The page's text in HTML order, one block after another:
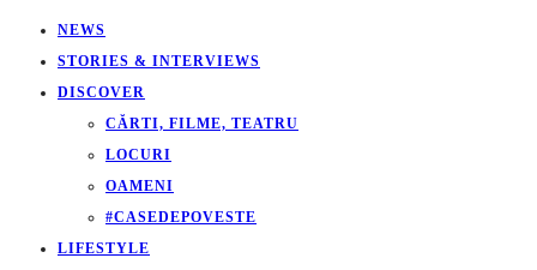
NEWS
STORIES & INTERVIEWS
DISCOVER
CĂRTI, FILME, TEATRU
LOCURI
OAMENI
#CASEDEPOVESTE
LIFESTYLE